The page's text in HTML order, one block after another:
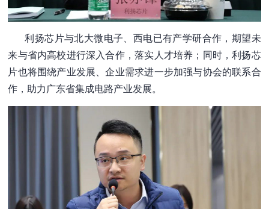
利扬芯片与北大微电子、西电已有产学研合作，期望未
来与省内高校进行深入合作，落实人才培养；同时，利扬芯
片也将围绕产业发展、企业需求进一步加强与协会的联系合
作，助力广东省集成电路产业发展。